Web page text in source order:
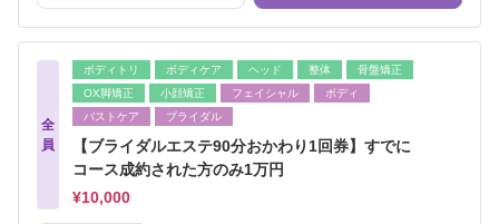
全
員
ボディトリ ボディケア ヘッド 整体
骨盤矯正
OX脚矯正
小顔矯正 フェイシャル
ボディ
バストケア
ブライダル
【ブライダルエステ90分おかわり1回券】すでに
コース成約された方のみ1万円
¥10,000